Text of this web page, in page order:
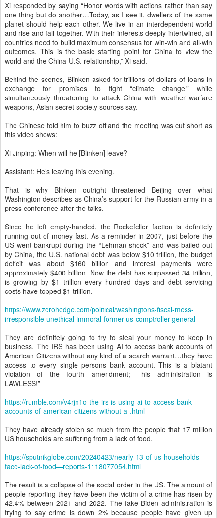
Xi responded by saying “Honor words with actions rather than say
one thing but do another…Today, as I see it, dwellers of the same
planet should help each other. We live in an interdependent world
and rise and fall together. With their interests deeply intertwined, all
countries need to build maximum consensus for win-win and all-win
outcomes. This is the basic starting point for China to view the
world and the China-U.S. relationship,” Xi said.
Behind the scenes, Blinken asked for trillions of dollars of loans in
exchange for promises to fight “climate change,” while
simultaneously threatening to attack China with weather warfare
weapons, Asian secret society sources say.
The Chinese told him to buzz off and the meeting was cut short as
this video shows:
Xi Jinping: When will he [Blinken] leave?
Assistant: He’s leaving this evening.
That is why Blinken outright threatened Beijing over what
Washington describes as China’s support for the Russian army in a
press conference after the talks.
Since he left empty-handed, the Rockefeller faction is definitely
running out of money fast. As a reminder in 2007, just before the
US went bankrupt during the “Lehman shock” and was bailed out
by China, the U.S. national debt was below $10 trillion, the budget
deficit was about $160 billion and interest payments were
approximately $400 billion. Now the debt has surpassed 34 trillion,
is growing by $1 trillion every hundred days and debt servicing
costs have topped $1 trillion.
https://www.zerohedge.com/political/washingtons-fiscal-mess-
irresponsible-unethical-immoral-former-us-comptroller-general
They are definitely going to try to steal your money to keep in
business. The IRS has been using AI to access bank accounts of
American Citizens without any kind of a search warrant…they have
access to every single persons bank account. This is a blatant
violation of the fourth amendment; This administration is
LAWLESS!”
https://rumble.com/v4rjn1o-the-irs-is-using-ai-to-access-bank-
accounts-of-american-citizens-without-a-.html
They have already stolen so much from the people that 17 million
US households are suffering from a lack of food.
https://sputnikglobe.com/20240423/nearly-13-of-us-households-
face-lack-of-food—reports-1118077054.html
The result is a collapse of the social order in the US. The amount of
people reporting they have been the victim of a crime has risen by
42.4% between 2021 and 2022. The fake Biden administration is
trying to say crime is down 2% because people have given up